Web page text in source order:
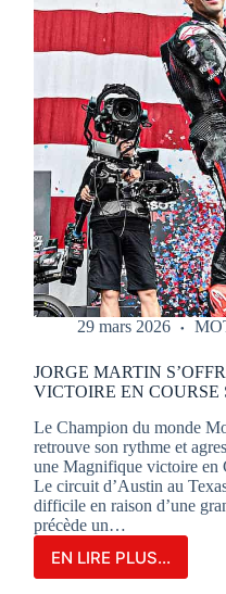
CO-
ÉQUIPIER
JORGE
MARTIN
29 mars 2026
JORGE MARTIN
VICTOIRE EN COURSE
Le Champion du monde
retrouve son rythme et
une Magnifique victoire en
Le circuit d’Austin au
difficile en raison d’une
précède un…
EN LIRE PLUS...
JORGE